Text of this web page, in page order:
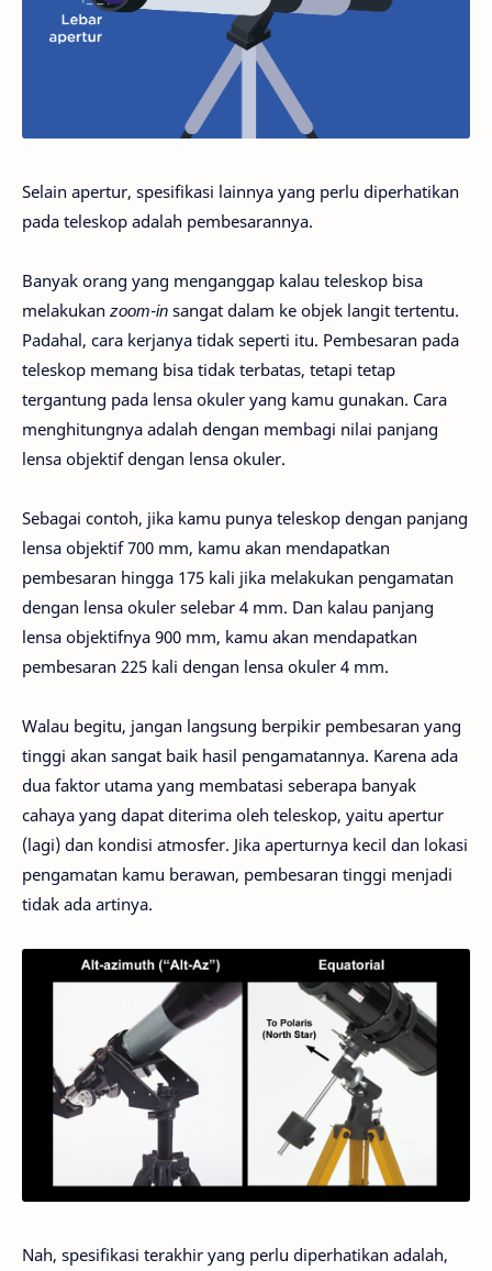
Selain apertur, spesifikasi lainnya yang perlu diperhatikan
pada teleskop adalah pembesarannya.
Banyak orang yang menganggap kalau teleskop bisa
melakukan zoom-in sangat dalam ke objek langit tertentu.
Padahal, cara kerjanya tidak seperti itu. Pembesaran pada
teleskop memang bisa tidak terbatas, tetapi tetap
tergantung pada lensa okuler yang kamu gunakan. Cara
menghitungnya adalah dengan membagi nilai panjang
lensa objektif dengan lensa okuler.
Sebagai contoh, jika kamu punya teleskop dengan panjang
lensa objektif 700 mm, kamu akan mendapatkan
pembesaran hingga 175 kali jika melakukan pengamatan
dengan lensa okuler selebar 4 mm. Dan kalau panjang
lensa objektifnya 900 mm, kamu akan mendapatkan
pembesaran 225 kali dengan lensa okuler 4 mm.
Walau begitu, jangan langsung berpikir pembesaran yang
tinggi akan sangat baik hasil pengamatannya. Karena ada
dua faktor utama yang membatasi seberapa banyak
cahaya yang dapat diterima oleh teleskop, yaitu apertur
(lagi) dan kondisi atmosfer. Jika aperturnya kecil dan lokasi
pengamatan kamu berawan, pembesaran tinggi menjadi
tidak ada artinya.
Nah, spesifikasi terakhir yang perlu diperhatikan adalah,